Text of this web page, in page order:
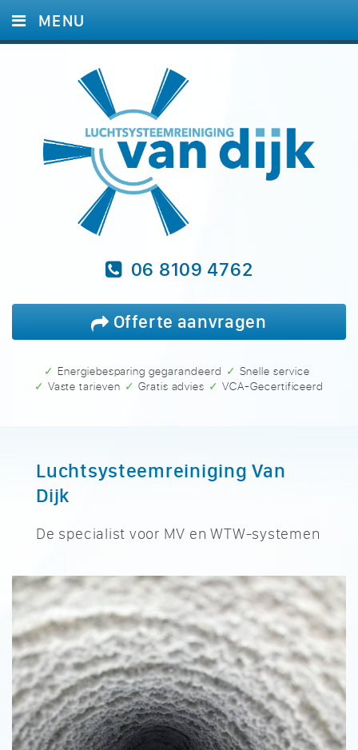
06 8109 4762
Offerte aanvragen
✓ Energiebesparing gegarandeerd
✓ Snelle service
✓ Vaste tarieven
✓ Gratis advies ✓ VCA-Gecertificeerd
MENU
DIENSTEN
REFERENTIES
VRAGEN
Luchtsysteemreiniging Van
Dijk
De specialist voor MV en WTW-systemen